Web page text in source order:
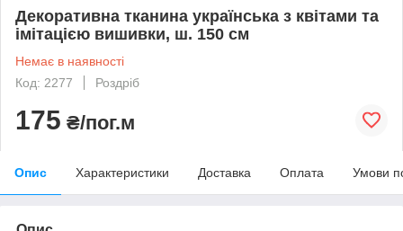
Декоративна тканина українська з квітами та
імітацією вишивки, ш. 150 см
Немає в наявності
Код: 2277
Роздріб
175 ₴/пог.м
Опис Характеристики Доставка Оплата Умови